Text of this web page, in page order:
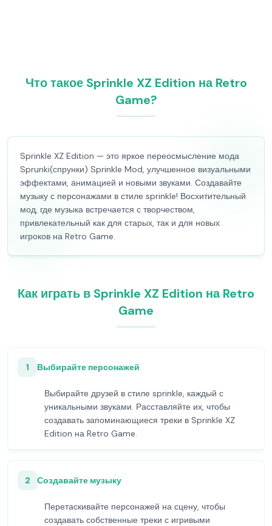
Что такое Sprinkle XZ Edition на Retro
Game?
Sprinkle XZ Edition — это яркое переосмысление мода
Sprunki(спрунки) Sprinkle Mod, улучшенное визуальными
эффектами, анимацией и новыми звуками. Создавайте
музыку с персонажами в стиле sprinkle! Восхитительный
мод, где музыка встречается с творчеством,
привлекательный как для старых, так и для новых
игроков на Retro Game.
Как играть в Sprinkle XZ Edition на Retro
Game
1 Выбирайте персонажей
Выбирайте друзей в стиле sprinkle, каждый с
уникальными звуками. Расставляйте их, чтобы
создавать запоминающиеся треки в Sprinkle XZ
Edition на Retro Game.
2 Создавайте музыку
Перетаскивайте персонажей на сцену, чтобы
создавать собственные треки с игривыми